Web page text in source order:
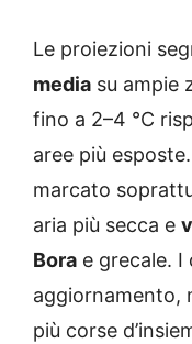
Le proiezioni
media su ampie
fino a 2–4 °C
aree più
marcato
aria più secca e
Bora e grecale.
aggiornamento,
più corse